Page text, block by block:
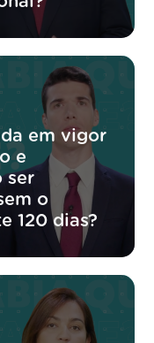
em vigor
e
ser
o
120 dias?